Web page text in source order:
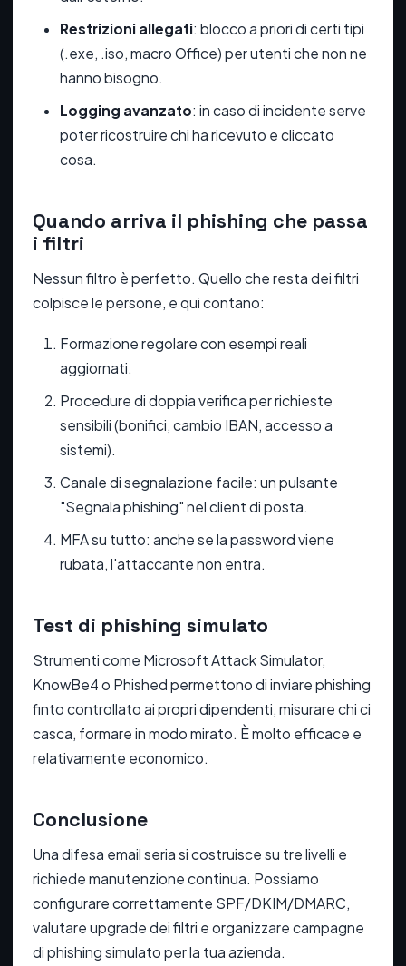
Restrizioni allegati: blocco a priori di certi tipi
(.exe, .iso, macro Office) per utenti che non ne
hanno bisogno.
Logging avanzato: in caso di incidente serve
poter ricostruire chi ha ricevuto e cliccato
cosa.
Quando arriva il phishing che passa
i filtri
Nessun filtro è perfetto. Quello che resta dei filtri
colpisce le persone, e qui contano:
Formazione regolare con esempi reali
aggiornati.
Procedure di doppia verifica per richieste
sensibili (bonifici, cambio IBAN, accesso a
sistemi).
Canale di segnalazione facile: un pulsante
"Segnala phishing" nel client di posta.
MFA su tutto: anche se la password viene
rubata, l'attaccante non entra.
Test di phishing simulato
Strumenti come Microsoft Attack Simulator,
KnowBe4 o Phished permettono di inviare phishing
finto controllato ai propri dipendenti, misurare chi ci
casca, formare in modo mirato. È molto efficace e
relativamente economico.
Conclusione
Una difesa email seria si costruisce su tre livelli e
richiede manutenzione continua. Possiamo
configurare correttamente SPF/DKIM/DMARC,
valutare upgrade dei filtri e organizzare campagne
di phishing simulato per la tua azienda.